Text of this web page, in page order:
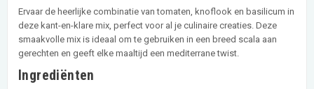
Ervaar de heerlijke combinatie van tomaten, knoflook en basilicum in
deze kant-en-klare mix, perfect voor al je culinaire creaties. Deze
smaakvolle mix is ideaal om te gebruiken in een breed scala aan
gerechten en geeft elke maaltijd een mediterrane twist.
Ingrediënten